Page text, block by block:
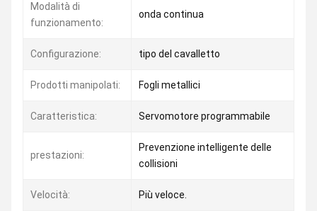
Modalità di
funzionamento:
onda continua
Configurazione: tipo del cavalletto
Prodotti manipolati: Fogli metallici
Caratteristica: Servomotore programmabile
prestazioni:
Prevenzione intelligente delle
collisioni
Velocità: Più veloce.